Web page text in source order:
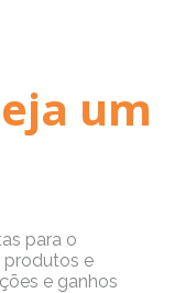
um
para o
produtos e
e ganhos